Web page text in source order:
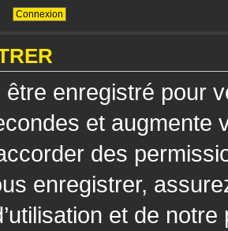
enregistré pour
et augmente
des
enregistrer,
et de